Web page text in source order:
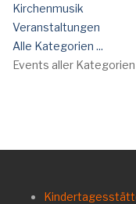
Kirchenmusik
Veranstaltungen
Alle Kategorien ...
Events aller